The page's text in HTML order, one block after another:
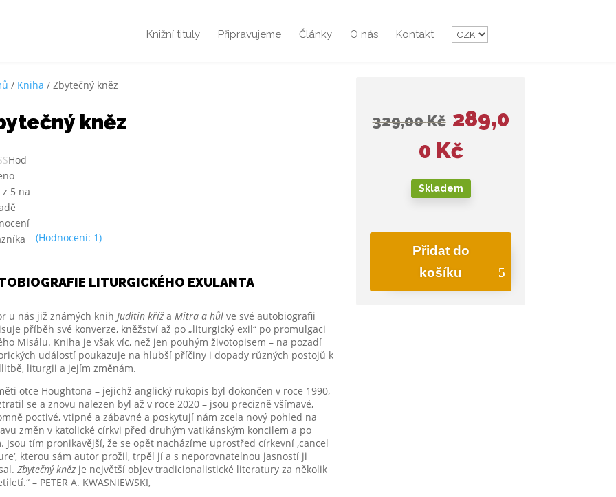
Knižní tituly Připravujeme Články O nás Kontakt
/ Kniha / Zbytečný kněz
kněz
Hod
z 5 na
(Hodnocení: 1)
LITURGICKÉHO EXULANTA
u nás již známých knih Juditin kříža Mitra a hůl ve své autobiografii
příběh své konverze, kněžství až po „liturgický exil“ po promulgaci
Misálu. Kniha je však víc, než jen pouhým životopisem – na pozadí
událostí poukazuje na hlubší příčiny i dopady různých postojů k
liturgii a jejím změnám.
otce Houghtona – jejichž anglický rukopis byl dokončen v roce 1990,
se a znovu nalezen byl až v roce 2020 – jsou precizně všímavé,
poctivé, vtipné a zábavné a poskytují nám zcela nový pohled na
změn v katolické církvi před druhým vatikánským koncilem a po
Jsou tím pronikavější, že se opět nacházíme uprostřed církevní ,cancel
kterou sám autor prožil, trpěl jí a s neporovnatelnou jasností ji
Zbytečný kněz je největší objev tradicionalistické literatury za několik
– PETER A. KWASNIEWSKI,
329,00Kč 289,0
0 Kč
Skladem
Přidat do
košíku